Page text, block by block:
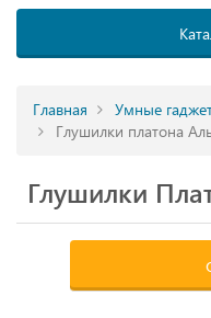
Главная
Умные
Глушилки платона
Глушилки